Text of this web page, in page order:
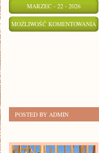
MARZEC - 22 - 2026
MOŻLIWOŚĆ KOMENTOWANIA
POSTED BY ADMIN